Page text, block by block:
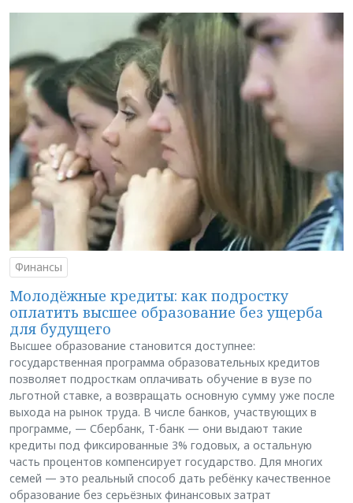
Финансы
Молодёжные кредиты: как подростку
оплатить высшее образование без ущерба
для будущего
Высшее образование становится доступнее:
государственная программа образовательных кредитов
позволяет подросткам оплачивать обучение в вузе по
льготной ставке, а возвращать основную сумму уже после
выхода на рынок труда. В числе банков, участвующих в
программе, — Сбербанк, Т-банк — они выдают такие
кредиты под фиксированные 3% годовых, а остальную
часть процентов компенсирует государство. Для многих
семей — это реальный способ дать ребёнку качественное
образование без серьёзных финансовых затрат